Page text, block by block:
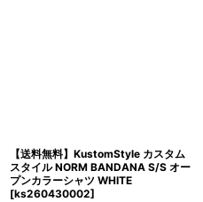
【送料無料】KustomStyle カスタム
スタイル NORM BANDANA S/S オー
プンカラーシャツ WHITE
[ks260430002]